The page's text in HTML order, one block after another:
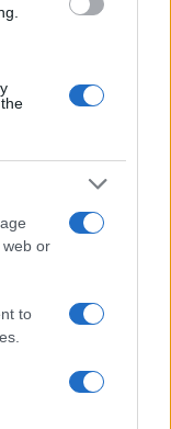
web or
to
punto
l’opposizione
ovvero nel
a farlo,
Meloni e
che stiano